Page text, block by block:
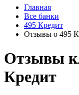
Главная
Все банки
495 Кредит
Отзывы о 495
Отзывы
Кредит